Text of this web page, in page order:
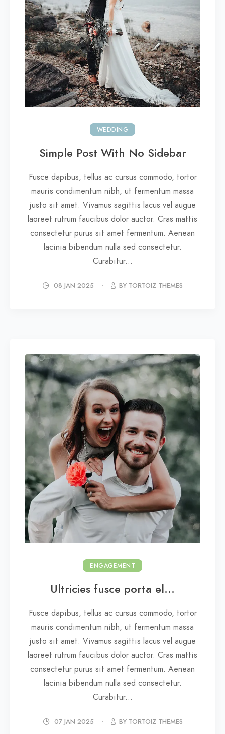
WEDDING
Simple Post With No Sidebar
Fusce dapibus, tellus ac cursus commodo, tortor
mauris condimentum nibh, ut fermentum massa
justo sit amet. Vivamus sagittis lacus vel augue
laoreet rutrum faucibus dolor auctor. Cras mattis
consectetur purus sit amet fermentum. Aenean
lacinia bibendum nulla sed consectetur.
Curabitur...
08 JAN 2025 BY TORTOIZ THEMES
ENGAGEMENT
Ultricies fusce porta el...
Fusce dapibus, tellus ac cursus commodo, tortor
mauris condimentum nibh, ut fermentum massa
justo sit amet. Vivamus sagittis lacus vel augue
laoreet rutrum faucibus dolor auctor. Cras mattis
consectetur purus sit amet fermentum. Aenean
lacinia bibendum nulla sed consectetur.
Curabitur...
07 JAN 2025 BY TORTOIZ THEMES